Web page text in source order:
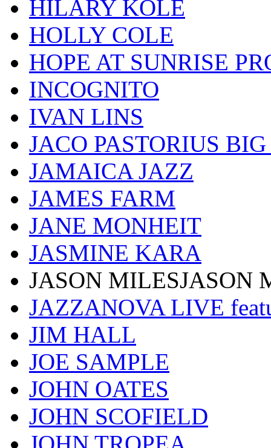
HILARY KOLE
HOLLY COLE
HOPE AT SUNRISE
INCOGNITO
IVAN LINS
JACO PASTORIUS
JAMAICA JAZZ
JAMES FARM
JANE MONHEIT
JASMINE KARA
JASON MILESJASON
JAZZANOVA LIVE
JIM HALL
JOE SAMPLE
JOHN OATES
JOHN SCOFIELD